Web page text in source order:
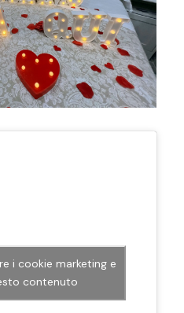
i cookie marketing e
contenuto